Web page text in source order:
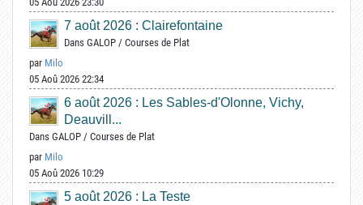
7 août 2026 : Clairefontaine
Dans GALOP / Courses de Plat
par Milo
05 Aoû 2026 22:34
6 août 2026 : Les Sables-d'Olonne, Vichy,
Deauvill...
Dans GALOP / Courses de Plat
par Milo
05 Aoû 2026 10:29
5 août 2026 : La Teste